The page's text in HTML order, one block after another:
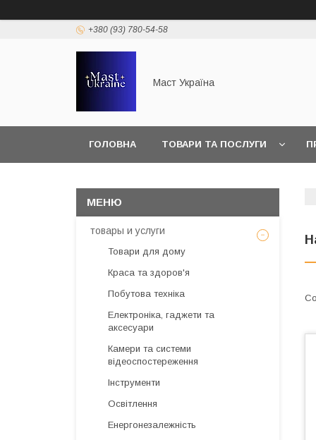
+380 (93) 780-54-58
Маст Україна
ГОЛОВНА ТОВАРИ ТА ПОСЛУГИ
товары и услуги
Товари для дому
Краса та здоров'я
Побутова техніка
Електроніка, гаджети та
аксесуари
Камери та системи
відеоспостереження
Інструменти
Освітлення
Енергонезалежність